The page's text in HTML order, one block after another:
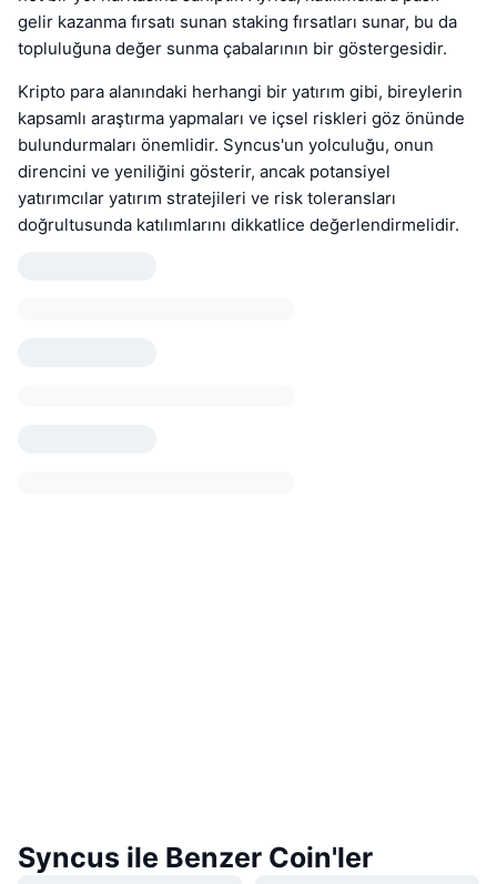
gelir kazanma fırsatı sunan staking fırsatları sunar, bu da
topluluğuna değer sunma çabalarının bir göstergesidir.
Kripto para alanındaki herhangi bir yatırım gibi, bireylerin
kapsamlı araştırma yapmaları ve içsel riskleri göz önünde
bulundurmaları önemlidir. Syncus'un yolculuğu, onun
direncini ve yeniliğini gösterir, ancak potansiyel
yatırımcılar yatırım stratejileri ve risk toleransları
doğrultusunda katılımlarını dikkatlice değerlendirmelidir.
Syncus ile Benzer Coin'ler